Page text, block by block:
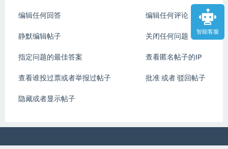
智能客服
编辑任何回答 编辑任何评论
静默编辑帖子 关闭任何问题
指定问题的最佳答案 查看匿名帖子的IP
查看谁投过票或者举报过帖子 批准 或者 驳回帖子
隐藏或者显示帖子